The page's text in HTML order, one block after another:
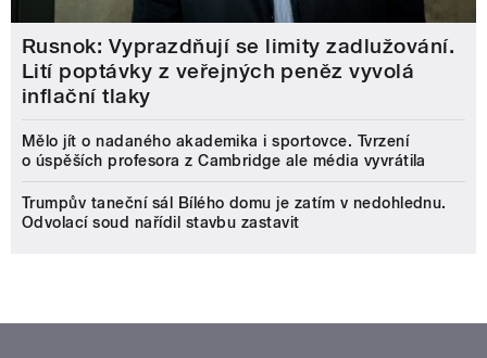
Rusnok: Vyprazdňují se limity zadlužování.
Lití poptávky z veřejných peněz vyvolá
inflační tlaky
Mělo jít o nadaného akademika i sportovce. Tvrzení
o úspěších profesora z Cambridge ale média vyvrátila
Trumpův taneční sál Bílého domu je zatím v nedohlednu.
Odvolací soud nařídil stavbu zastavit